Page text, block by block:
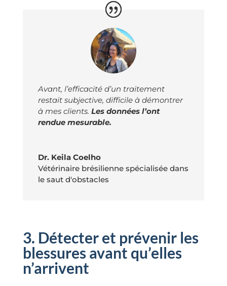
Avant, l’efficacité d’un traitement
restait subjective, difficile à démontrer
à mes clients. Les données l’ont
rendue mesurable.
Dr. Keila Coelho
Vétérinaire brésilienne spécialisée dans
le saut d'obstacles
3. Détecter et prévenir les
blessures avant qu’elles
n’arrivent